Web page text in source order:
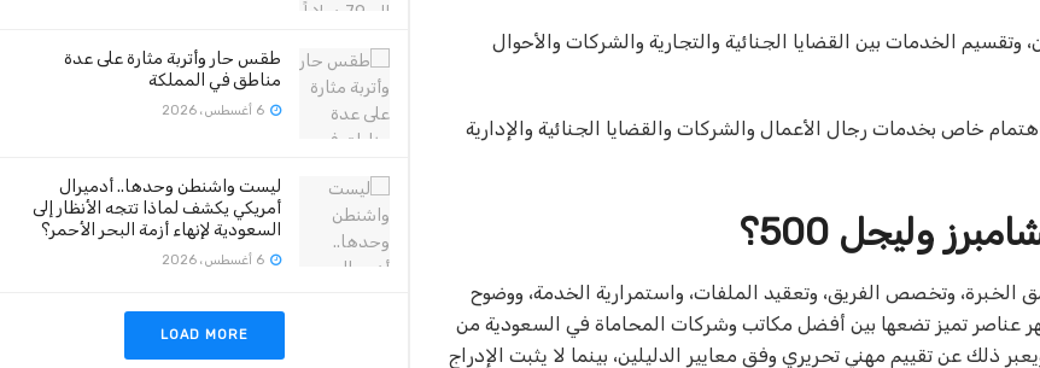
طقس حار وأتربة مثارة على عدة
مناطق في المملكة
ليست واشنطن وحدها.. أدميرال
أمريكي يكشف لماذا تتجه الأنظار إلى
السعودية لإنهاء أزمة البحر الأحمر؟
LOAD MORE
الخدمات بين القضايا الجنائية والتجارية والشركات والأحوال
خاص بخدمات رجال الأعمال والشركات والقضايا الجنائية والإدارية
وليجل 500؟
ليجل 500 على مؤشرات تشمل عمق الخبرة، وتخصص الفريق، وتعقيد الملفات، واستمرارية الخدمة، ووضوح
تظهر عناصر تميز تضعها بين أفضل مكاتب وشركات المحاماة في السعودية من
ذلك عن تقييم مهني تحريري وفق معايير الدليلين، بينما لا يثبت الإدراج